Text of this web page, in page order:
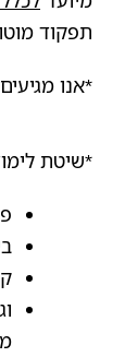
תפקוד
*אנו
*שיטת